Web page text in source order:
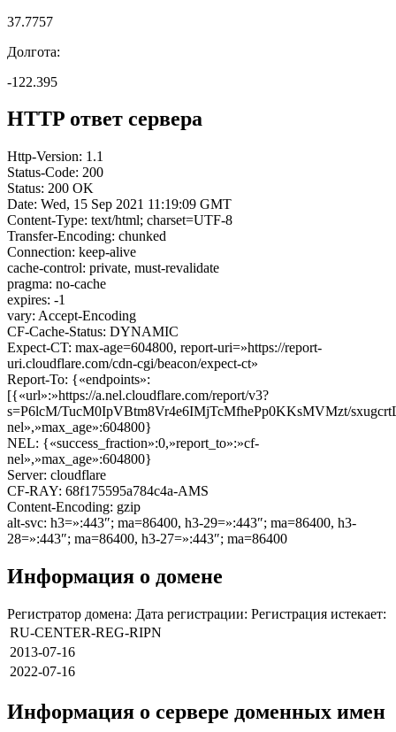
37.7757
Долгота:
-122.395
HTTP ответ сервера
Http-Version: 1.1
Status-Code: 200
Status: 200 OK
Date: Wed, 15 Sep 2021 11:19:09 GMT
Content-Type: text/html; charset=UTF-8
Transfer-Encoding: chunked
Connection: keep-alive
cache-control: private, must-revalidate
pragma: no-cache
expires: -1
vary: Accept-Encoding
CF-Cache-Status: DYNAMIC
Expect-CT: max-age=604800, report-uri=»https://report-
uri.cloudflare.com/cdn-cgi/beacon/expect-ct»
Report-To: {«endpoints»:
[{«url»:»https://a.nel.cloudflare.com/report/v3?
s=P6lcM/TucM0IpVBtm8Vr4e6IMjTcMfhePp0KKsMVMzt/
nel»,»max_age»:604800}
NEL: {«success_fraction»:0,»report_to»:»cf-
nel»,»max_age»:604800}
Server: cloudflare
CF-RAY: 68f175595a784c4a-AMS
Content-Encoding: gzip
alt-svc: h3=»:443″; ma=86400, h3-29=»:443″; ma=86400, h3-
28=»:443″; ma=86400, h3-27=»:443″; ma=86400
Информация о домене
Регистратор домена: Дата регистрации: Регистрация истекает:
RU-CENTER-REG-RIPN
2013-07-16
2022-07-16
Информация о сервере доменных имен